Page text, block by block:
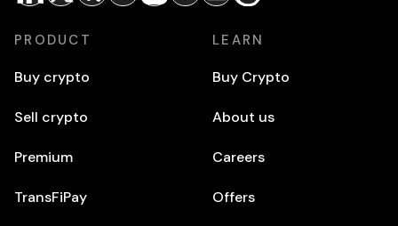
PRODUCT
Buy crypto
Sell crypto
Premium
TransFiPay
LEARN
Buy Crypto
About us
Careers
Offers